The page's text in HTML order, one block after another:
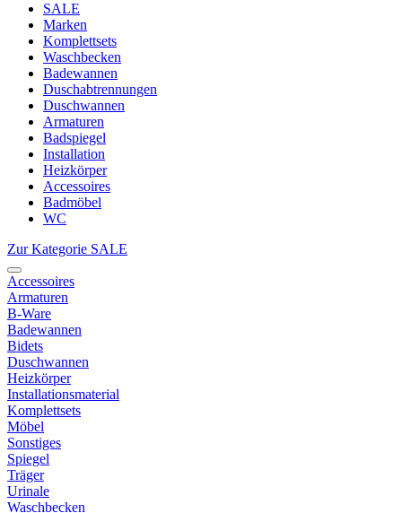
SALE
Marken
Komplettsets
Waschbecken
Badewannen
Duschabtrennungen
Duschwannen
Armaturen
Badspiegel
Installation
Heizkörper
Accessoires
Badmöbel
WC
Zur Kategorie SALE
Accessoires
Armaturen
B-Ware
Badewannen
Bidets
Duschwannen
Heizkörper
Installationsmaterial
Komplettsets
Möbel
Sonstiges
Spiegel
Träger
Urinale
Waschbecken